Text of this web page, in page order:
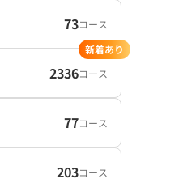
73コース
2336コース
新着あり
77コース
203コース